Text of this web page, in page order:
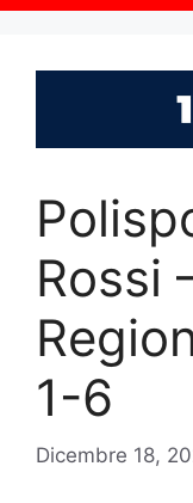
Rossi
1-6
Dicembre 18,